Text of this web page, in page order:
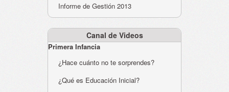
Informe de Gestión 2013
Canal de Videos
Primera Infancia
¿Hace cuánto no te sorprendes?
¿Qué es Educación Inicial?